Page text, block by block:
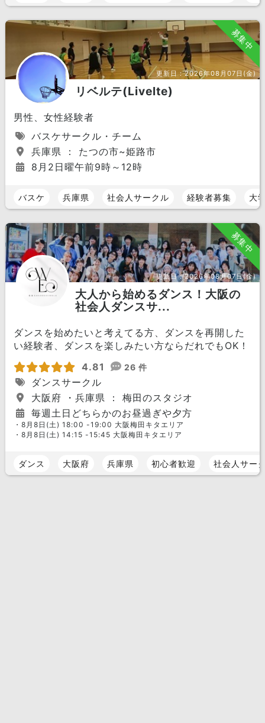
募集中
更新日：2026年08月07日(金)
リベルテ(Livelte)
男性、女性経験者
バスケサークル・チーム
兵庫県 ： たつの市~姫路市
8月2日曜午前9時～12時
バスケ 兵庫県 社会人サークル 経験者募集 大
募集中
更新日：2026年08月07日(金)
大人から始めるダンス！大阪の
社会人ダンスサ...
ダンスを始めたいと考えてる方、ダンスを再開した
い経験者、ダンスを楽しみたい方ならだれでもOK！
4.81
26 件
ダンスサークル
大阪府 ・兵庫県 ： 梅田のスタジオ
毎週土日どちらかのお昼過ぎや夕方
・8月8日(土) 18:00 -19:00 大阪梅田キタエリア
・8月8日(土) 14:15 -15:45 大阪梅田キタエリア
ダンス 大阪府 兵庫県 初心者歓迎 社会人サー